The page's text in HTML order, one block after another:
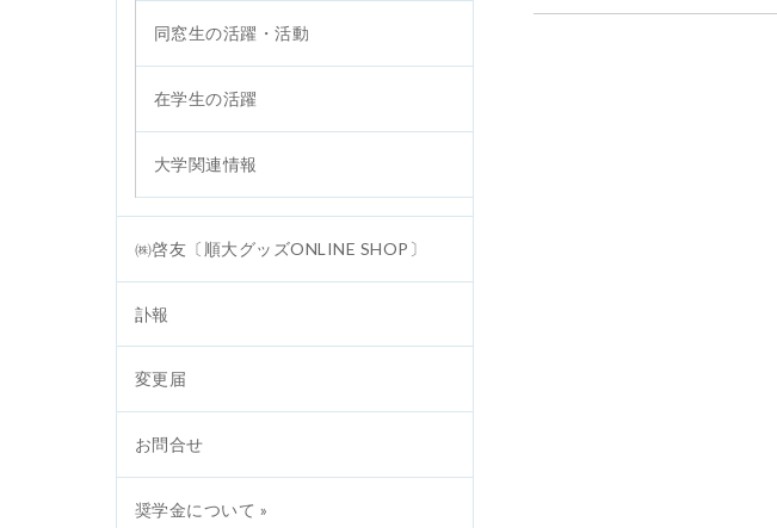
同窓生の活躍・活動
在学生の活躍
大学関連情報
㈱啓友〔順大グッズONLINE SHOP〕
訃報
変更届
お問合せ
奨学金について »